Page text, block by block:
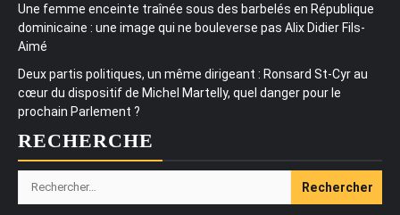
Une femme enceinte traînée sous des barbelés en République
dominicaine : une image qui ne bouleverse pas Alix Didier Fils-
Aimé
Deux partis politiques, un même dirigeant : Ronsard St-Cyr au
cœur du dispositif de Michel Martelly, quel danger pour le
prochain Parlement ?
RECHERCHE
Rechercher :